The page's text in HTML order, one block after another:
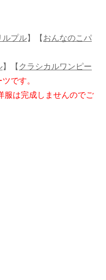
ルプル】 【 おんなのこパ
】 【 クラシカルワンピー
です。
完成しませんのでご